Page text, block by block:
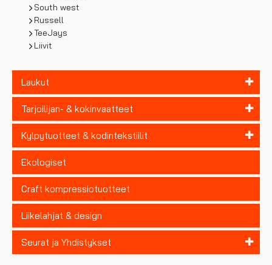
South west
Russell
TeeJays
Liivit
Laukut
Tarjoilijan- & kokinvaatteet
Kylpytuotteet & kodintekstiilit
Ekologiset
Craft kompressiotuotteet
Liikelahjat & design
Seurat ja Yhdistykset